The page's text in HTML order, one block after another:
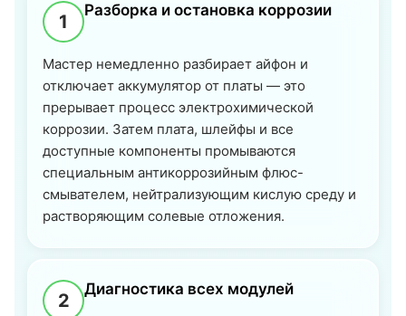
1
Разборка и остановка коррозии
Мастер немедленно разбирает айфон и
отключает аккумулятор от платы — это
прерывает процесс электрохимической
коррозии. Затем плата, шлейфы и все
доступные компоненты промываются
специальным антикоррозийным флюс-
смывателем, нейтрализующим кислую среду и
растворяющим солевые отложения.
2
Диагностика всех модулей